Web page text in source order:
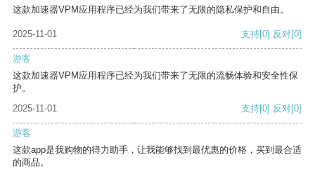
这款加速器VPM应用程序已经为我们带来了无限的隐私保护和自由。
2025-11-01 支持[0] 反对[0]
游客
这款加速器VPM应用程序已经为我们带来了无限的流畅体验和安全性保
护。
2025-11-01
支持[0] 反对[0]
游客
这款app是我购物的得力助手，让我能够找到最优惠的价格，买到最合适
的商品。